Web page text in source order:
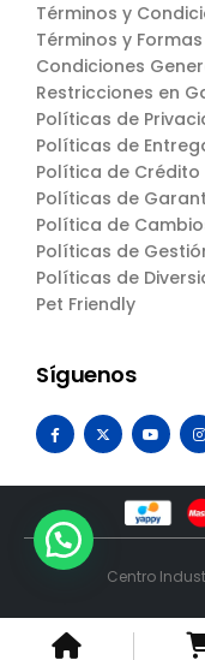
Términos y
Términos y
Condiciones
Restricciones en
Políticas de
Políticas de
Política de
Políticas de
Política de
Políticas de
Políticas de
Pet Friendly
Síguenos
Centro